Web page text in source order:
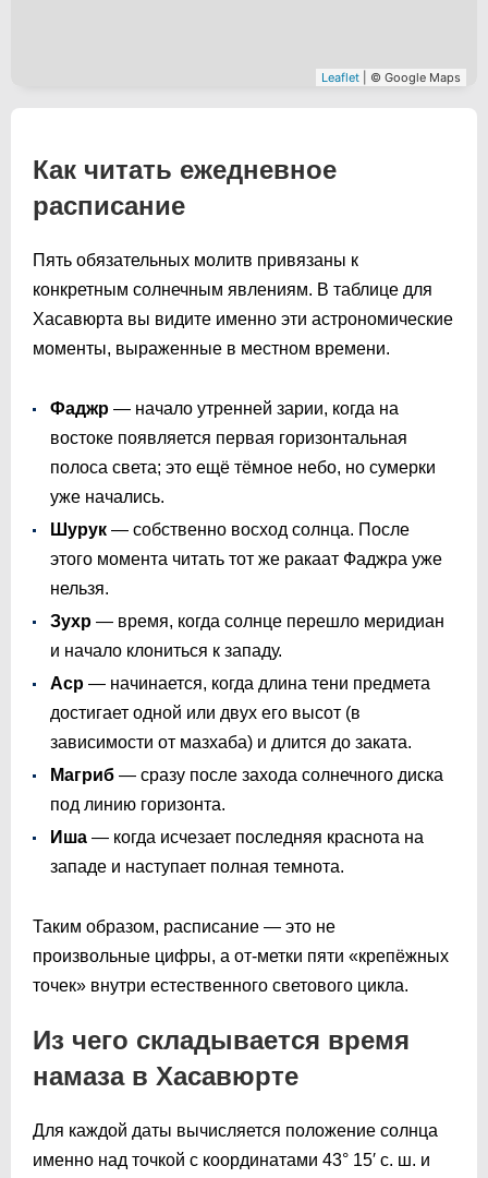
Leaflet | © Google Maps
Как читать ежедневное
расписание
Пять обязательных молитв привязаны к
конкретным солнечным явлениям. В таблице для
Хасавюрта вы видите именно эти астрономические
моменты, выраженные в местном времени.
Фаджр — начало утренней зарии, когда на
востоке появляется первая горизонтальная
полоса света; это ещё тёмное небо, но сумерки
уже начались.
Шурук — собственно восход солнца. После
этого момента читать тот же ракаат Фаджра уже
нельзя.
Зухр — время, когда солнце перешло меридиан
и начало клониться к западу.
Аср — начинается, когда длина тени предмета
достигает одной или двух его высот (в
зависимости от мазхаба) и длится до заката.
Магриб — сразу после захода солнечного диска
под линию горизонта.
Иша — когда исчезает последняя краснота на
западе и наступает полная темнота.
Таким образом, расписание — это не
произвольные цифры, а от-метки пяти «крепёжных
точек» внутри естественного светового цикла.
Из чего складывается время
намаза в Хасавюрте
Для каждой даты вычисляется положение солнца
именно над точкой с координатами 43° 15′ с. ш. и